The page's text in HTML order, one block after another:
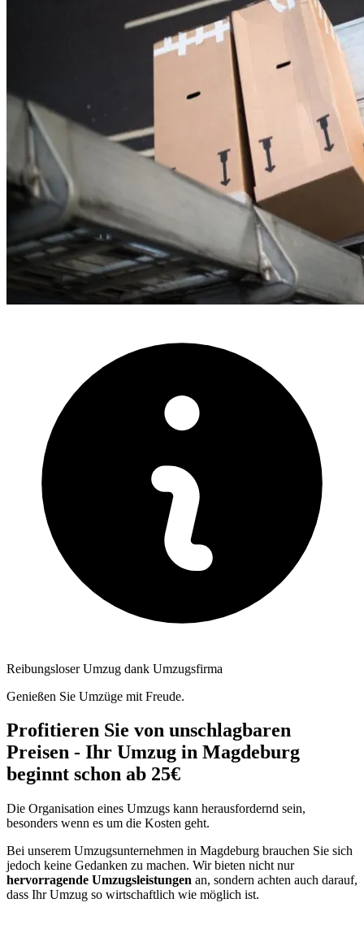
Reibungsloser Umzug dank Umzugsfirma
Genießen Sie Umzüge mit Freude.
Profitieren Sie von unschlagbaren
Preisen - Ihr Umzug in Magdeburg
beginnt schon ab 25€
Die Organisation eines Umzugs kann herausfordernd sein,
besonders wenn es um die Kosten geht.
Bei unserem Umzugsunternehmen in Magdeburg brauchen Sie sich
jedoch keine Gedanken zu machen. Wir bieten nicht nur
hervorragende Umzugsleistungen an, sondern achten auch darauf,
dass Ihr Umzug so wirtschaftlich wie möglich ist.